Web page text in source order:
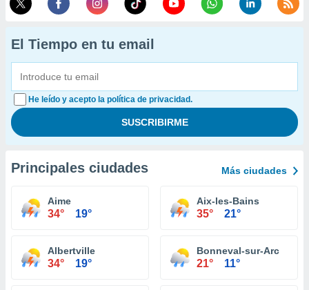
El Tiempo en tu email
He leído y acepto la política de privacidad.
Principales ciudades Más ciudades
Aime
34° 19°
Aix-les-Bains
35° 21°
Albertville
34° 19°
Bonneval-sur-Arc
21° 11°